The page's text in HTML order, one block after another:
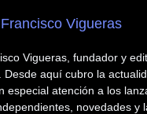
Francisco Vigueras
Vigueras, fundador y
Desde aquí cubro la
especial atención a los
novedades y